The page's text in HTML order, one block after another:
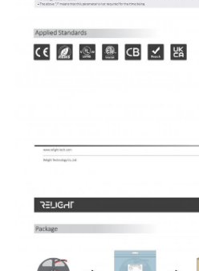
Startseite
Produkte
Über uns